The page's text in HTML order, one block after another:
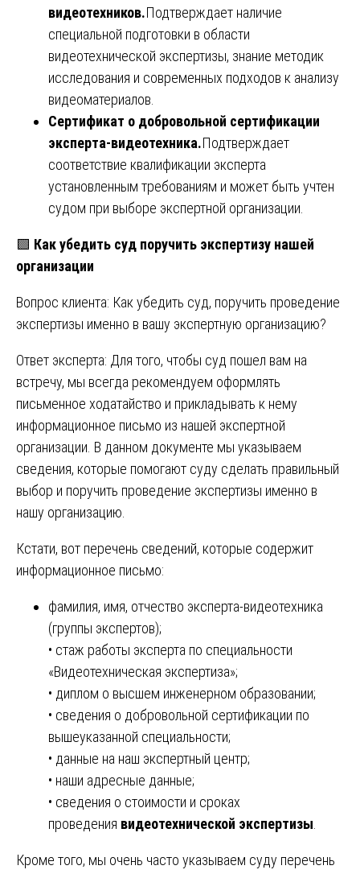
видеотехников.Подтверждает наличие
специальной подготовки в области
видеотехнической экспертизы, знание методик
исследования и современных подходов к анализу
видеоматериалов.
Сертификат о добровольной сертификации
эксперта-видеотехника.Подтверждает
соответствие квалификации эксперта
установленным требованиям и может быть учтен
судом при выборе экспертной организации.
🟩 Как убедить суд поручить экспертизу нашей
организации
Вопрос клиента: Как убедить суд, поручить проведение
экспертизы именно в вашу экспертную организацию?
Ответ эксперта: Для того, чтобы суд пошел вам на
встречу, мы всегда рекомендуем оформлять
письменное ходатайство и прикладывать к нему
информационное письмо из нашей экспертной
организации. В данном документе мы указываем
сведения, которые помогают суду сделать правильный
выбор и поручить проведение экспертизы именно в
нашу организацию.
Кстати, вот перечень сведений, которые содержит
информационное письмо:
фамилия, имя, отчество эксперта-видеотехника
(группы экспертов);
• стаж работы эксперта по специальности
«Видеотехническая экспертиза»;
• диплом о высшем инженерном образовании;
• сведения о добровольной сертификации по
вышеуказанной специальности;
• данные на наш экспертный центр;
• наши адресные данные;
• сведения о стоимости и сроках
проведения видеотехнической экспертизы
Кроме того, мы очень часто указываем суду перечень